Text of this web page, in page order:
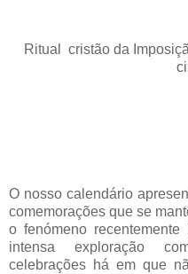
Ritual cristão da
O nosso calendário
comemorações que se
o fenómeno
intensa exploração
celebrações há em que